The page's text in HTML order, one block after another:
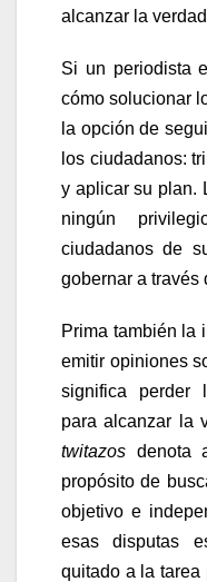
alcanzar la
Si un periodista
cómo solucionar
la opción de
los ciudadanos:
y aplicar su plan.
ningún
ciudadanos de
gobernar a través
Prima también la
emitir opiniones
significa perder
para alcanzar la
twitazos denota
propósito de
objetivo e
esas disputas
quitado a la tarea